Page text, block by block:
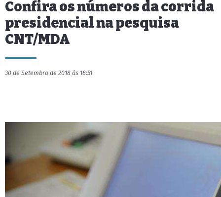
Confira os números da corrida
presidencial na pesquisa
CNT/MDA
30 de Setembro de 2018 às 18:51